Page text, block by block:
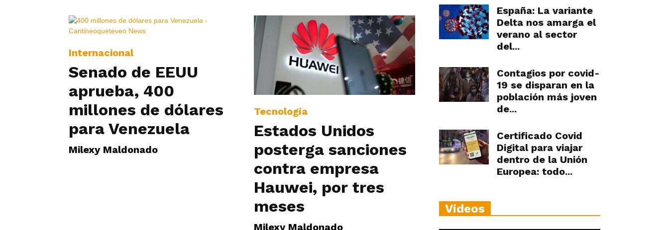
Internacional
Senado de EEUU
aprueba, 400
millones de dólares
para Venezuela
Milexy Maldonado
Tecnología
Estados Unidos
posterga sanciones
contra empresa
Hauwei, por tres
meses
Milexy Maldonado
España: La variante
Delta nos amarga el
verano al sector
del...
Contagios por covid-
19 se disparan en la
población más joven
de...
Certificado Covid
Digital para viajar
dentro de la Unión
Europea: todo...
Vídeos